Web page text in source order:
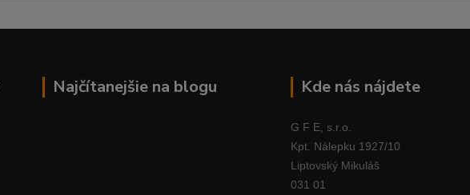
Najčítanejšie na blogu Kde nás nájdete
G F E, s.r.o.
Kpt. Nálepku 1927/10
Liptovský Mikuláš
031 01